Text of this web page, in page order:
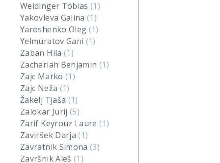
Weidinger Tobias(1)
Yakovleva Galina(1)
Yaroshenko Oleg (1)
Yelmuratov Gani (1)
Zaban Hila (1)
Zachariah Benjamin (1)
Zajc Marko (1)
Zajc Neža (1)
Žakelj Tjaša (1)
Zalokar Jurij(5)
Zarif Keyrouz Laure(1)
Zaviršek Darja(1)
Zavratnik Simona(3)
Završnik Aleš(1)